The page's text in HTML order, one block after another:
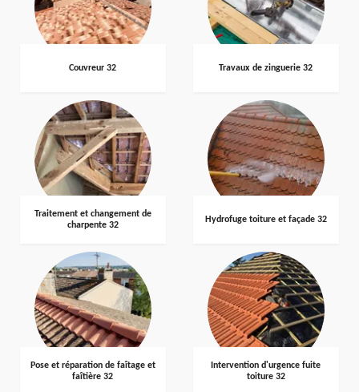
Couvreur 32 Travaux de zinguerie 32
Traitement et changement de
charpente 32
Hydrofuge toiture et façade 32
Pose et réparation de faîtage et
faîtière 32
Intervention d'urgence fuite
toiture 32